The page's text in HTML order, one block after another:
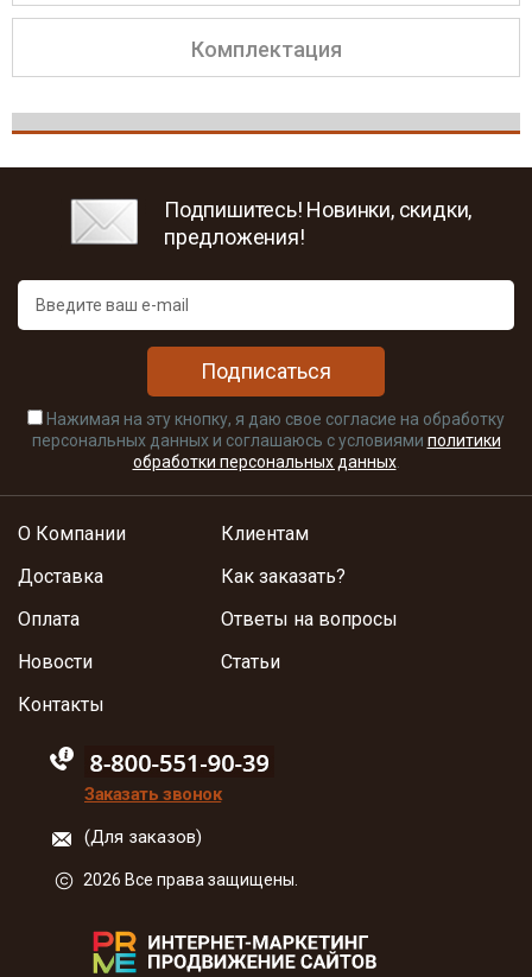
Комплектация
Подпишитесь! Новинки, скидки,
предложения!
Подписаться
Нажимая на эту кнопку, я даю свое согласие на обработку
персональных данных и соглашаюсь с условиями политики
обработки персональных данных.
О Компании
Доставка
Оплата
Новости
Клиентам
Как заказать?
Ответы на вопросы
Статьи
Контакты
88005555550
Заказать звонок
(Для заказов)
2026 Все права защищены.